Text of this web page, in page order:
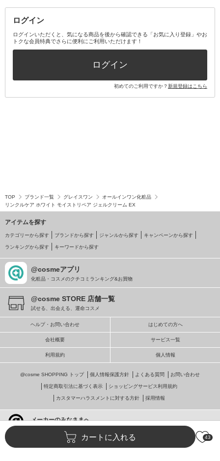
カートに入れる 43
その他オーラルケア
ボディケアキット
その他キット・セット
ログイン
ログインいただくと、気になる商品を後から確認できる「お気に入り登録」やお
トクな会員特典でさらに便利にご利用いただけます！
ログイン
初めてのご利用ですか？新規登録はこちら
TOP ブランド一覧 グレイスワン
オールインワン化粧品
リンクルケア ホワイト モイストリペア ジェルクリーム EX
アイテムを探す
カテゴリーから探す ブランドから探す ジャンルから探す キャンペーンから探す
ランキングから探す キーワードから探す
@cosmeアプリ
化粧品・コスメのクチコミランキング&お買物
@cosme STORE 店舗一覧
試せる、出会える、運命コスメ
ヘルプ・お問い合わせ はじめての方へ
会社概要 サービス一覧
利用規約 個人情報
@cosme SHOPPING トップ 個人情報保護方針 よくある質問 お問い合わせ
特定商取引法に基づく表示 ショッピングサービス利用規約
カスタマーハラスメントに対する方針 採用情報
メーカーのみなさまへ